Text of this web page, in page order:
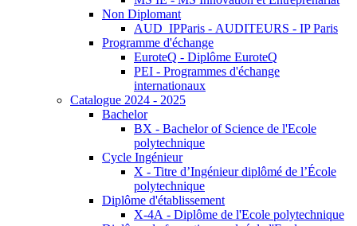
Non Diplomant
AUD_IPParis - AUDITEURS - IP Paris
Programme d'échange
EuroteQ - Diplôme EuroteQ
PEI - Programmes d'échange
internationaux
Catalogue 2024 - 2025
Bachelor
BX - Bachelor of Science de l'Ecole
polytechnique
Cycle Ingénieur
X - Titre d’Ingénieur diplômé de l’École
polytechnique
Diplôme d'établissement
X-4A - Diplôme de l'Ecole polytechnique